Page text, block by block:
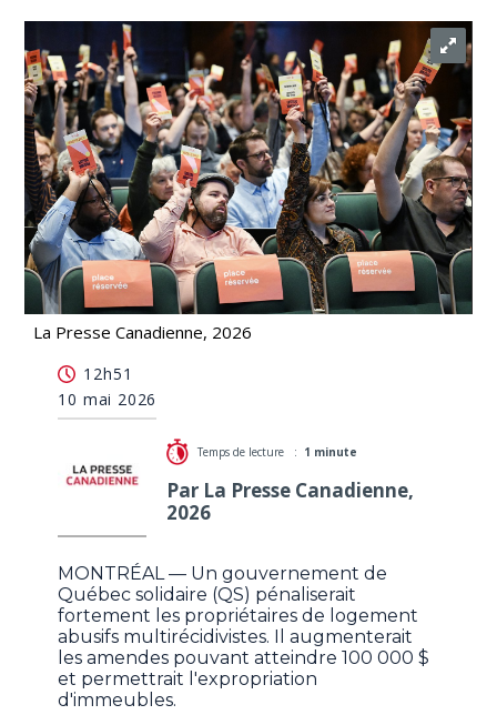
La Presse Canadienne, 2026
contre les propriétaires abusifs
12h51
10 mai 2026
Temps de lecture : 1 minute
Par La Presse Canadienne,
2026
MONTRÉAL — Un gouvernement de
Québec solidaire (QS) pénaliserait
fortement les propriétaires de logement
abusifs multirécidivistes. Il augmenterait
les amendes pouvant atteindre 100 000 $
et permettrait l'expropriation
d'immeubles.